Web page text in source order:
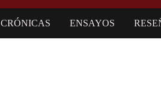
CRÓNICAS ENSAYOS